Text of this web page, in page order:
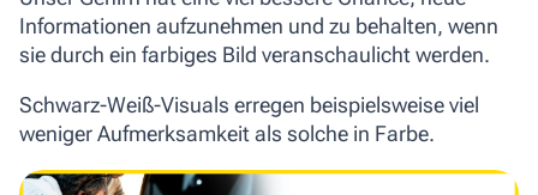
Informationen aufzunehmen und zu behalten, wenn
sie durch ein farbiges Bild veranschaulicht werden.
Schwarz-Weiß-Visuals erregen beispielsweise viel
weniger Aufmerksamkeit als solche in Farbe.